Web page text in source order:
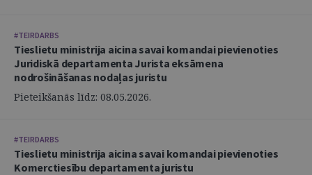
#TEIRDARBS
Tieslietu ministrija aicina savai komandai pievienoties
Juridiskā departamenta Jurista eksāmena
nodrošināšanas nodaļas juristu
Pieteikšanās līdz: 08.05.2026.
#TEIRDARBS
Tieslietu ministrija aicina savai komandai pievienoties
Komerctiesību departamenta juristu